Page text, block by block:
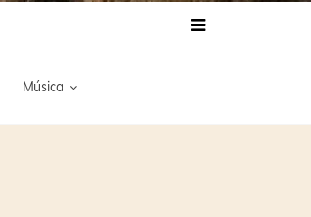
Música